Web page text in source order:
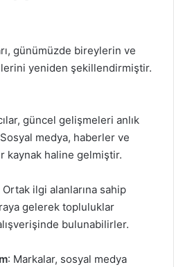
günümüzde bireylerin ve
yeniden şekillendirmiştir.
güncel gelişmeleri anlık
medya, haberler ve
kaynak haline gelmiştir.
Ortak ilgi alanlarına sahip
gelerek topluluklar
bulunabilirler.
: Markalar, sosyal medya